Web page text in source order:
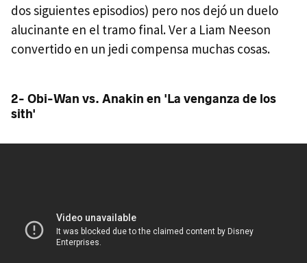
dos siguientes episodios) pero nos dejó un duelo
alucinante en el tramo final. Ver a Liam Neeson
convertido en un jedi compensa muchas cosas.
2- Obi-Wan vs. Anakin en 'La venganza de los
sith'